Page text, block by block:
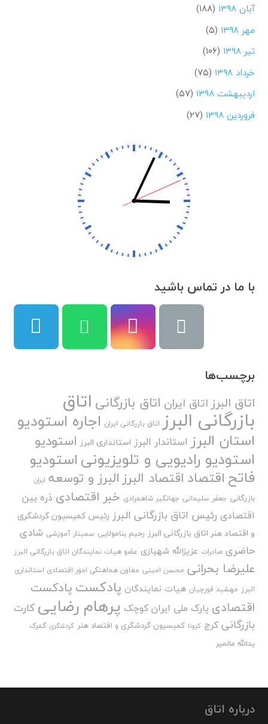
آبان ۱۳۹۸
(۱۸۸)
مهر ۱۳۹۸
(۵)
تیر ۱۳۹۸
(۱۰۶)
خرداد ۱۳۹۸
(۷۵)
اردیبهشت ۱۳۹۸
(۵۷)
فروردین ۱۳۹۸
(۲۷)
با ما در تماس باشید
برچسب‌ها
اتاق البرز اتاق ایران اتاق بازرگانی اتاق
بازرگانی البرز اتاق بازرگانی ایران اجاره استودیو
استان البرز استاندار البرز استانداری البرز استودیو
استودیو رادیویی و تلویزیونیاستودیو
فاتح اقتصاد اقتصاد البرزالبرز و توسعه ایران
بازرگانی جعفر سلیمانی جهانگیر شاهمرادی خبر اقتصادی ذره بین
اقتصادی رئیس اتاق بازرگانی البرز رئیس کمیسیون گردشگری
و اقتصاد هنر اتاق بازرگانی البرز رحیم بنامولایی سمینار آموزشی شادی
حاضری صادرات عزیزالله شهبازی عضو هیات نمایندگان اتاق بازرگانی البرز
علیرضا بحرانی محسن امینی معاون هماهنگی امور اقتصادی استانداری
البرز مهشید قورچیان هیات نمایندگان پادکست پادکست
اقتصادی پارک ملی ایران کوچک پرهام رضایی کارت
بازرگانی کرج کرونا کمیسیون گردشگری و اقتصاد هنر گردشگری گمرک
یدالله مالمیر
درباره اتاق